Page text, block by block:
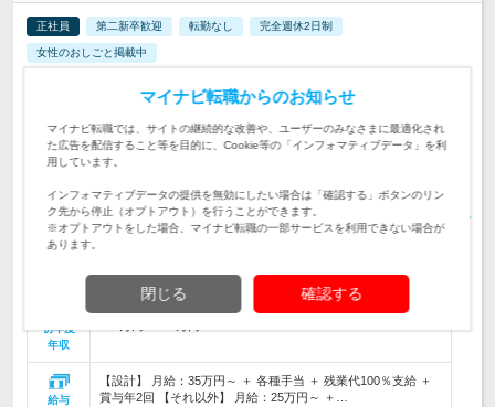
正社員 第二新卒歓迎 転勤なし 完全週休2日制
女性のおしごと掲載中
仕事内容
制御・CADオペ・試験・保守など、あなたのスキルにマッチし
たプロジェクトをお任せします！
対象と
なる方
何らかのエンジニア経験1年以上（設計・制御、CADオペ、テ
スト、保守など）
初年度
年収
給与
【設計】 月給：35万円～ ＋ 各種手当 ＋ 残業代100％支給 ＋
賞与年2回 【それ以外】 月給：25万円～ ＋…
マイナビ転職からのお知らせ
マイナビ転職では、サイトの継続的な改善や、ユーザーのみなさまに最適化され
た広告を配信すること等を目的に、Cookie等の「インフォマティブデータ」を利
用しています。
インフォマティブデータの提供を無効にしたい場合は「確認する」ボタンのリン
ク先から停止（オプトアウト）を行うことができます。
※オプトアウトをした場合、マイナビ転職の一部サービスを利用できない場合が
あります。
閉じる 確認する